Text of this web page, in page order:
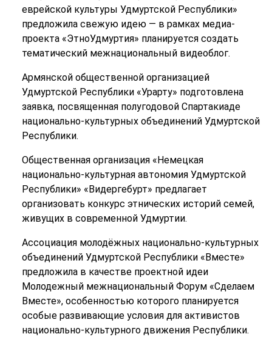
еврейской культуры Удмуртской Республики»
предложила свежую идею — в рамках медиа-
проекта «ЭтноУдмуртия» планируется создать
тематический межнациональный видеоблог.
Армянской общественной организацией
Удмуртской Республики «Урарту» подготовлена
заявка, посвященная полугодовой Спартакиаде
национально-культурных объединений Удмуртской
Республики.
Общественная организация «Немецкая
национально-культурная автономия Удмуртской
Республики» «Видергебурт» предлагает
организовать конкурс этнических историй семей,
живущих в современной Удмуртии.
Ассоциация молодёжных национально-культурных
объединений Удмуртской Республики «Вместе»
предложила в качестве проектной идеи
Молодежный межнациональный Форум «Сделаем
Вместе», особенностью которого планируется
особые развивающие условия для активистов
национально-культурного движения Республики.